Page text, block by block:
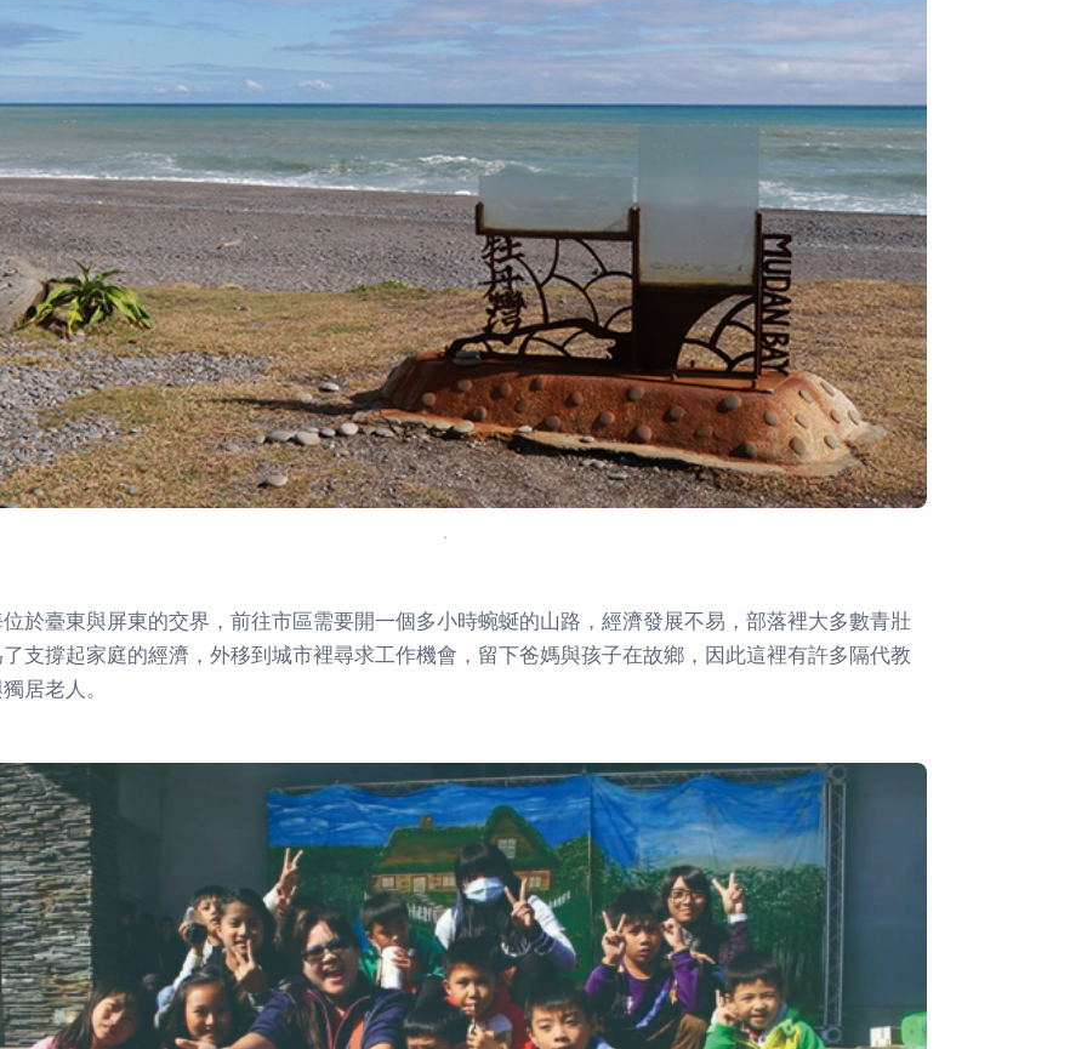
．
於臺東與屏東的交界，前往市區需要開一個多小時蜿蜒的山路，經濟發展不易，部落裡大多數青壯
支撐起家庭的經濟，外移到城市裡尋求工作機會，留下爸媽與孩子在故鄉，因此這裡有許多隔代教
居老人。